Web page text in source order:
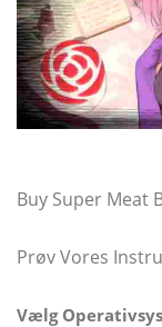
Buy Super Meat
Prøv Vores
Vælg